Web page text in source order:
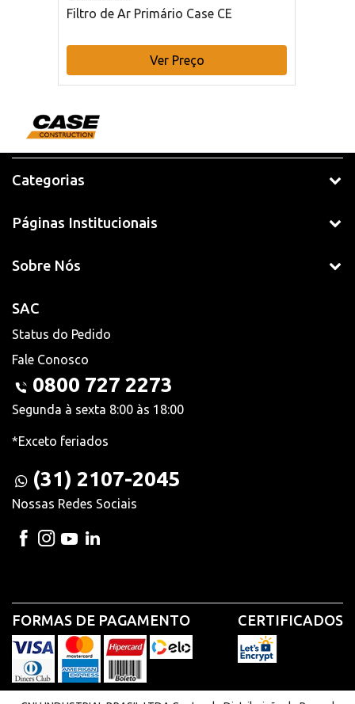
Filtro de Ar Primário Case CE
Ver Preço
Categorias
Páginas Institucionais
Sobre Nós
SAC
Status do Pedido
Fale Conosco
0800 727 2273
Segunda à sexta 8:00 às 18:00
*Exceto feriados
(31) 2107-2045
Nossas Redes Sociais
FORMAS DE PAGAMENTO CERTIFICADOS